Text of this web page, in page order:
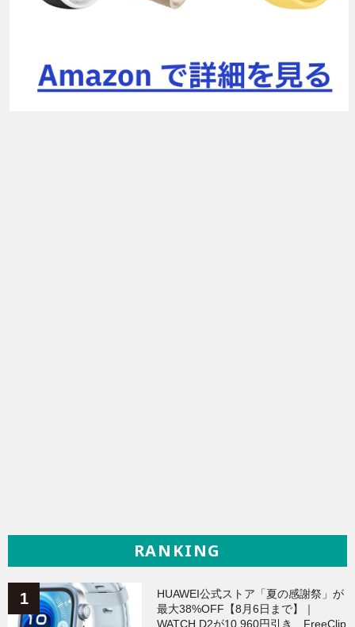
RANKING
HUAWEI公式ストア「夏の感謝祭」が
最大38%OFF【8月6日まで】｜
WATCH D2が10,960円引き、FreeClip